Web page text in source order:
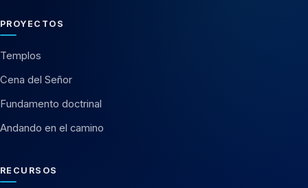
PROYECTOS
Templos
Cena del Señor
Fundamento doctrinal
Andando en el camino
RECURSOS